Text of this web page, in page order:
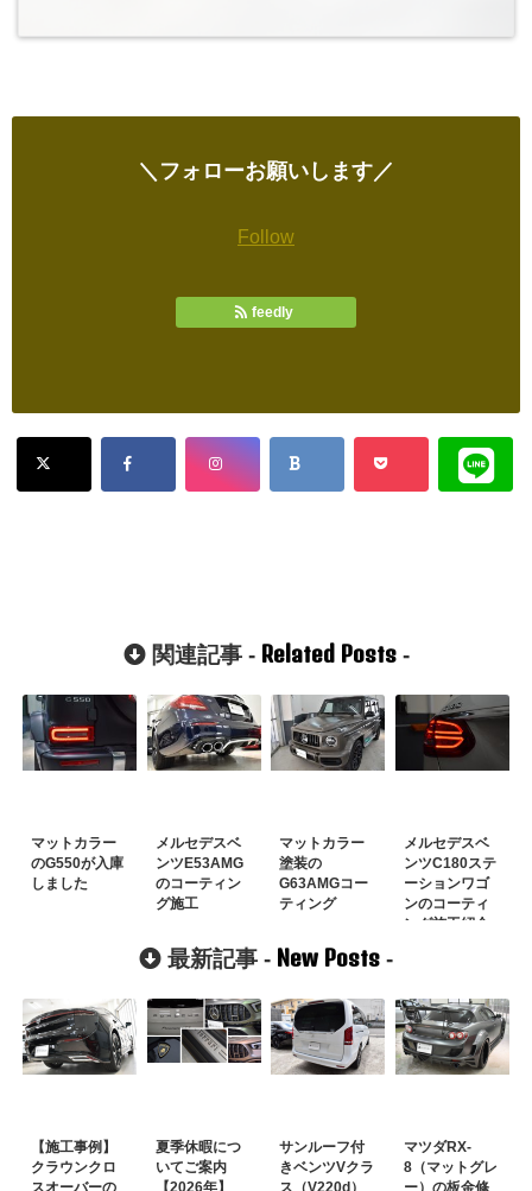
＼フォローお願いします／
Follow
feedly
関連記事 - Related Posts-
マットカラー
のG550が入庫
しました
メルセデスベ
ンツE53AMG
のコーティン
グ施工
マットカラー
塗装の
G63AMGコー
ティング
メルセデスベ
ンツC180ステ
ーションワゴ
ンのコーティ
ング施工紹介
最新記事 - New Posts -
【施工事例】
クラウンクロ
スオーバーの
夏季休暇につ
いてご案内
【2026年】
サンルーフ付
きベンツVクラ
ス（V220d）
マツダRX-
8（マットグレ
ー）の板金修